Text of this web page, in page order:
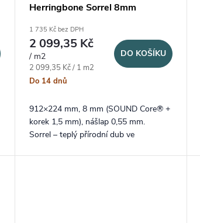
Herringbone Sorrel 8mm
1 735 Kč bez DPH
2 099,35 Kč
/ m2
Měrná cena:
2 099,35 Kč / 1 m2
Do 14 dnů
DO KOŠÍKU
912×224 mm, 8 mm (SOUND Core® +
korek 1,5 mm), nášlap 0,55 mm.
Sorrel – teplý přírodní dub ve